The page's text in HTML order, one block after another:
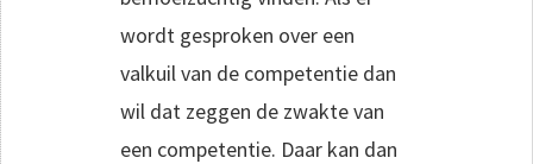
wordt gesproken over een
valkuil van de competentie dan
wil dat zeggen de zwakte van
een competentie. Daar kan dan